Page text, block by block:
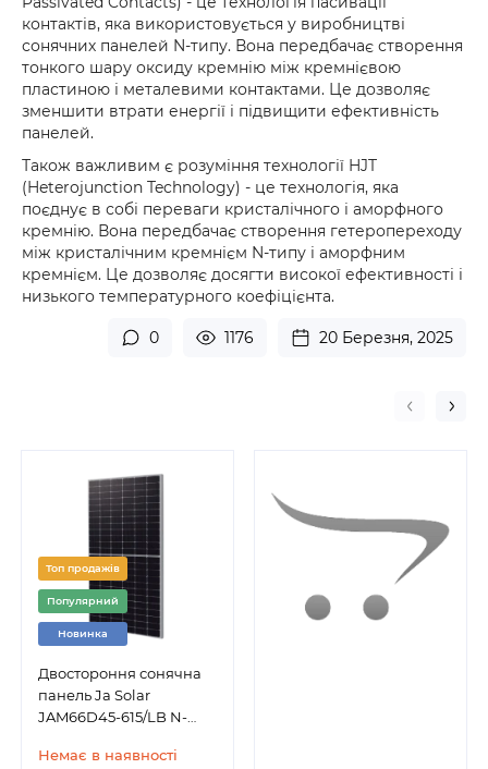
контактів, яка використовується у виробництві
сонячних панелей N-типу. Вона передбачає створення
тонкого шару оксиду кремнію між кремнієвою
пластиною і металевими контактами. Це дозволяє
зменшити втрати енергії і підвищити ефективність
панелей.
Також важливим є розуміння технології HJT
(Heterojunction Technology) - це технологія, яка
поєднує в собі переваги кристалічного і аморфного
кремнію. Вона передбачає створення гетеропереходу
між кристалічним кремнієм N-типу і аморфним
кремнієм. Це дозволяє досягти високої ефективності і
низького температурного коефіцієнта.
0 1176 20 Березня, 2025
Топ продажів
Популярний
Новинка
Двостороння сонячна
панель Ja Solar
JAM66D45-615/LB N-
Немає в наявності